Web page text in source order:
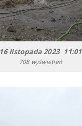
16 listopada 2023 11:01
708 wyświetleń